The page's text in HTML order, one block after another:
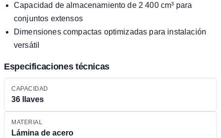
Capacidad de almacenamiento de 2 400 cm³ para
conjuntos extensos
Dimensiones compactas optimizadas para instalación
versátil
Especificaciones técnicas
CAPACIDAD
36 llaves
MATERIAL
Lámina de acero